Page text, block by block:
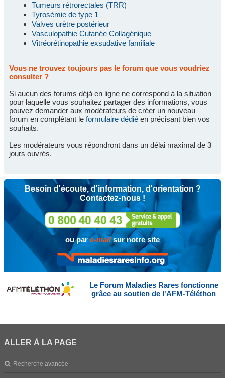
Tumeurs rétrorectales (TRR)
Tyrosémie de type 1
Valves urètre postérieur
Vasculopathie Cutanée Collagénique
Vitréorétinopathie exsudative familiale
Vous ne trouvez toujours pas le forum que vous voudriez
consulter ?
Si aucun des forums déjà en ligne ne correspond à la situation
pour laquelle vous souhaitez partager des informations, vous
pouvez demander aux modérateurs de créer un nouveau
forum en complétant le formulaire dédié en précisant bien vos
souhaits.
Les modérateurs vous répondront dans un délai maximal de 3
jours ouvrés.
Besoin d'écoute, d'information, d'orientation ?
Contactez-nous !
ou pare-mailsur notre site
Le Forum Maladies Rares fonctionne
grâce au soutien de l'AFM-Téléthon
ALLER À LA PAGE
Recherche avancée